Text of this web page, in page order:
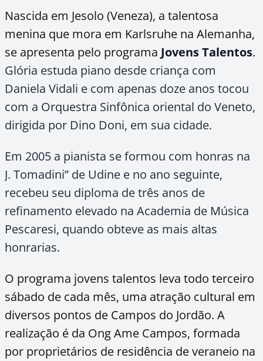
Nascida em Jesolo (Veneza), a talentosa
menina que mora em Karlsruhe na Alemanha,
se apresenta pelo programa Jovens Talentos.
Glória estuda piano desde criança com
Daniela Vidali e com apenas doze anos tocou
com a Orquestra Sinfônica oriental do Veneto,
dirigida por Dino Doni, em sua cidade.
Em 2005 a pianista se formou com honras na
J. Tomadini” de Udine e no ano seguinte,
recebeu seu diploma de três anos de
refinamento elevado na Academia de Música
Pescaresi, quando obteve as mais altas
honrarias.
O programa jovens talentos leva todo terceiro
sábado de cada mês, uma atração cultural em
diversos pontos de Campos do Jordão. A
realização é da Ong Ame Campos, formada
por proprietários de residência de veraneio na